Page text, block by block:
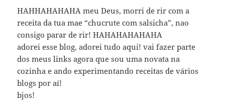
HAHHAHAHAHA meu Deus, morri de rir com a
receita da tua mae “chucrute com salsicha”, nao
consigo parar de rir! HAHAHAHAHAHA
adorei esse blog, adorei tudo aqui! vai fazer parte
dos meus links agora que sou uma novata na
cozinha e ando experimentando receitas de vários
blogs por aí!
bjos!